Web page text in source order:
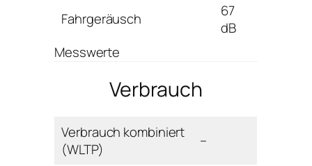
Fahrgeräusch
67
dB
Messwerte
Verbrauch
Verbrauch kombiniert
(WLTP)
–